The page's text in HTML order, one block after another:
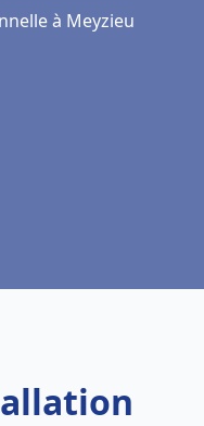
à Meyzieu